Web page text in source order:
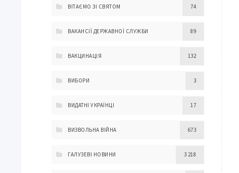
ВІТАЄМО ЗІ СВЯТОМ 74
ВАКАНСІЇ ДЕРЖАВНОЇ СЛУЖБИ 89
ВАКЦИНАЦІЯ 132
ВИБОРИ 3
ВИДАТНІ УКРАЇНЦІ 17
ВИЗВОЛЬНА ВІЙНА 673
ГАЛУЗЕВІ НОВИНИ 3 218